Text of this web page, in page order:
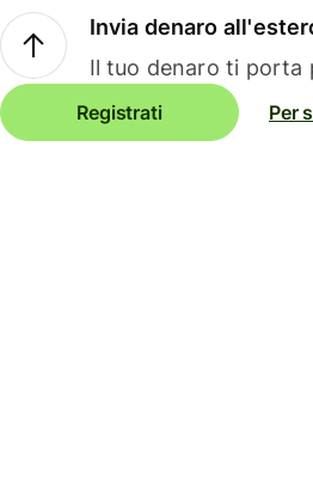
Invia denaro
Il tuo denaro ti porta
Registrati Per